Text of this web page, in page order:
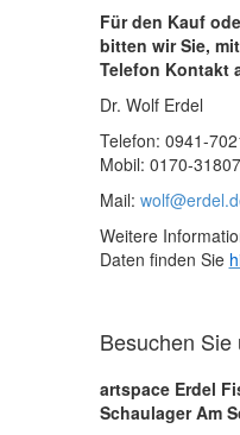
Für den Kauf
bitten wir Sie,
Telefon Kontakt
Dr. Wolf Erdel
Telefon: 0941-
Mobil: 0170-
Mail:
Weitere
Daten finden Sie
Besuchen
artspace Erdel
Schaulager Am